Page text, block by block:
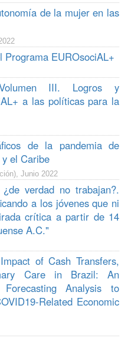
de la mujer en las
Programa EUROsociAL+
Volumen III. Logros y
a las políticas para la
de la pandemia de
el Caribe
Junio 2022
verdad no trabajan?.
a los jóvenes que ni
crítica a partir de 14
A.C."
of Cash Transfers,
Care in Brazil: An
Analysis to
Related Economic